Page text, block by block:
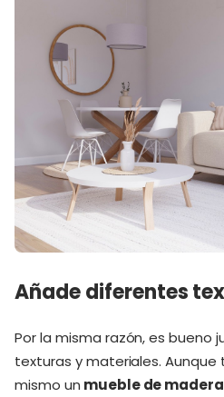
Añade diferentes
Por la misma razón, es bueno
texturas y materiales. Aunque
mismo un mueble de